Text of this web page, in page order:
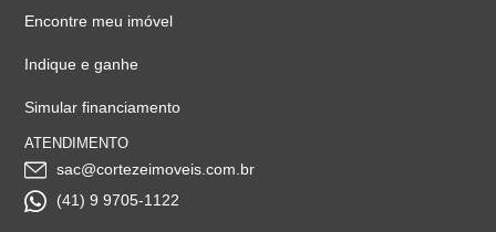
Encontre meu imóvel
Indique e ganhe
Simular financiamento
ATENDIMENTO
sac@cortezeimoveis.com.br
(41) 9 9705-1122